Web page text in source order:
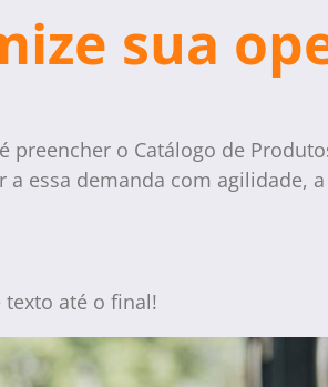
sua
o Catálogo de
essa demanda com agilidade,
até o final!